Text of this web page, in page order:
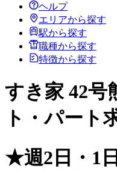
ヘルプ
エリアから探す
駅から探す
職種から探す
特徴から探す
すき家 42号
ト・パート
★週2日・1